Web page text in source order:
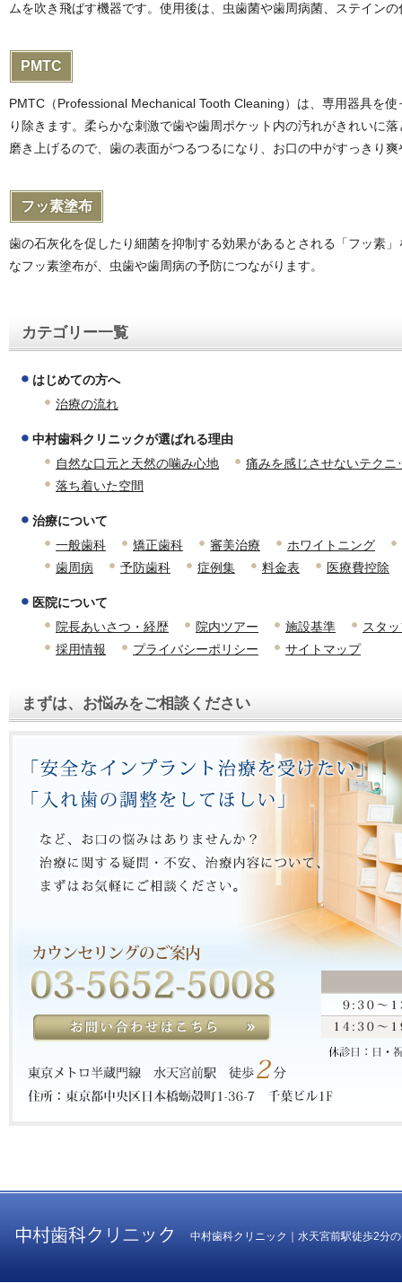
ムを吹き飛ばす機器です。使用後は、虫歯菌や歯周病菌、ステイン
PMTC
PMTC（Professional Mechanical Tooth Cleaning）は、専用器具を
り除きます。柔らかな刺激で歯や歯周ポケット内の汚れがきれいに
磨き上げるので、歯の表面がつるつるになり、お口の中がすっきり
フッ素塗布
歯の石灰化を促したり細菌を抑制する効果があるとされる「フッ素
なフッ素塗布が、虫歯や歯周病の予防につながります。
カテゴリー一覧
はじめての方へ
治療の流れ
中村歯科クリニックが選ばれる理由
自然な口元と天然の噛み心地
痛みを感じさせないテクニ
落ち着いた空間
治療について
一般歯科
矯正歯科 審美治療
ホワイトニング
歯周病
予防歯科 症例集 料金表 医療費控除
医院について
院長あいさつ・経歴
院内ツアー 施設基準
スタ
採用情報
プライバシーポリシー サイトマップ
まずは、お悩みをご相談ください
中村歯科クリニック｜水天宮前駅徒歩2分